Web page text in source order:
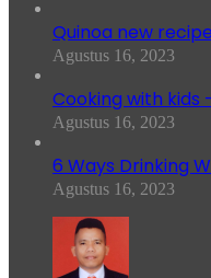
Quinoa new
Agustus 16, 2023
Cooking with
Agustus 16, 2023
6 Ways Drinking
Agustus 16, 2023